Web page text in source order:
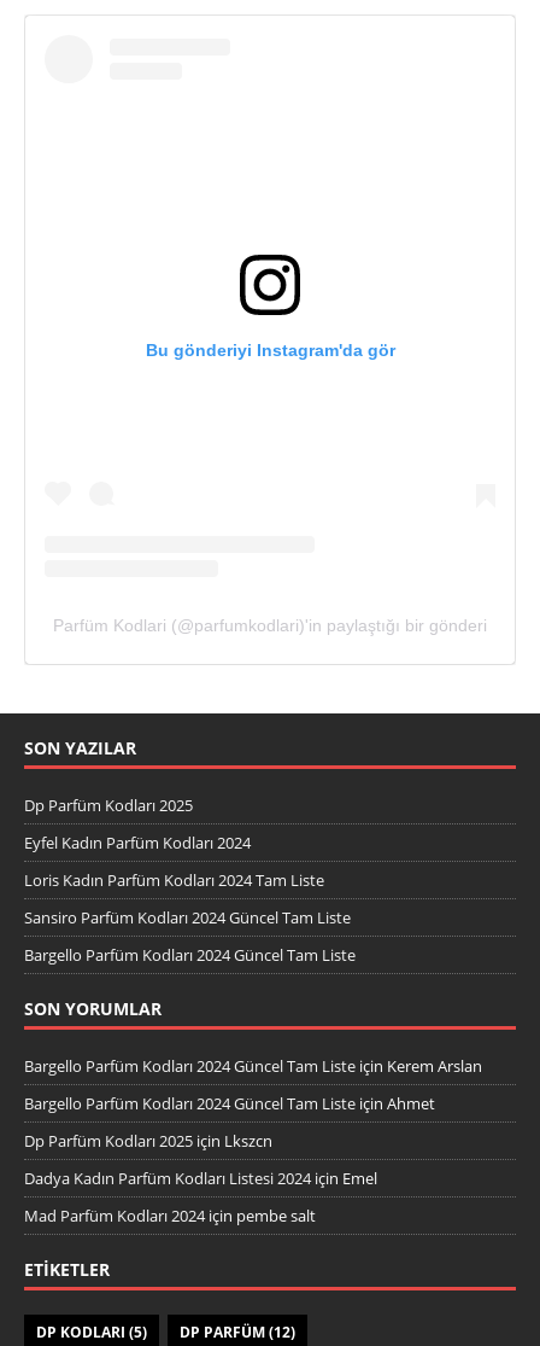
Bu gönderiyi Instagram'da gör
Parfüm Kodlari (@parfumkodlari)'in paylaştığı bir gönderi
SON YAZILAR
Dp Parfüm Kodları 2025
Eyfel Kadın Parfüm Kodları 2024
Loris Kadın Parfüm Kodları 2024 Tam Liste
Sansiro Parfüm Kodları 2024 Güncel Tam Liste
Bargello Parfüm Kodları 2024 Güncel Tam Liste
SON YORUMLAR
Bargello Parfüm Kodları 2024 Güncel Tam Liste için Kerem Arslan
Bargello Parfüm Kodları 2024 Güncel Tam Liste için Ahmet
Dp Parfüm Kodları 2025 için Lkszcn
Dadya Kadın Parfüm Kodları Listesi 2024için Emel
Mad Parfüm Kodları 2024için pembe salt
ETIKETLER
DP KODLARI (5) DP PARFÜM(12)